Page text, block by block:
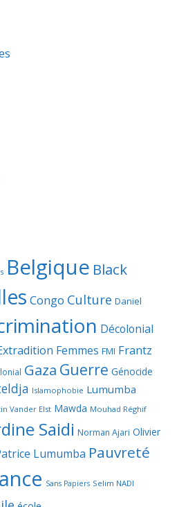
Belgique Black
Congo Culture Daniel
Décolonial
Femmes FMI Frantz
Gaza Guerre Génocide
Islamophobie Lumumba
Vander Elst Mawda Mouhad Réghif
Saidi Norman Ajari Olivier
Lumumba Pauvreté
Sans Papiers Selim NADI